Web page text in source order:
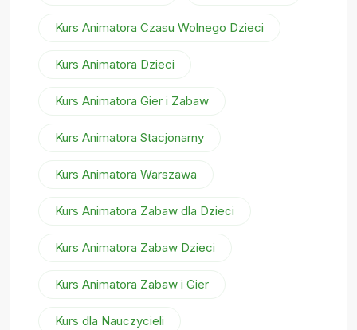
Kurs Animatora Czasu Wolnego Dzieci
Kurs Animatora Dzieci
Kurs Animatora Gier i Zabaw
Kurs Animatora Stacjonarny
Kurs Animatora Warszawa
Kurs Animatora Zabaw dla Dzieci
Kurs Animatora Zabaw Dzieci
Kurs Animatora Zabaw i Gier
Kurs dla Nauczycieli